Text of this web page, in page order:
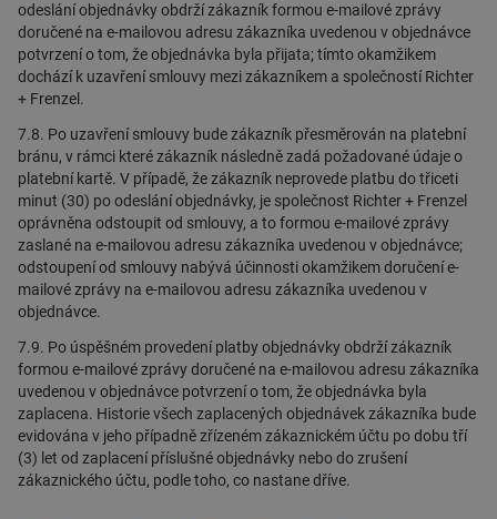
odeslání objednávky obdrží zákazník formou e-mailové zprávy
doručené na e-mailovou adresu zákazníka uvedenou v objednávce
potvrzení o tom, že objednávka byla přijata; tímto okamžikem
dochází k uzavření smlouvy mezi zákazníkem a společností Richter
+ Frenzel.
7.8. Po uzavření smlouvy bude zákazník přesměrován na platební
bránu, v rámci které zákazník následně zadá požadované údaje o
platební kartě. V případě, že zákazník neprovede platbu do třiceti
minut (30) po odeslání objednávky, je společnost Richter + Frenzel
oprávněna odstoupit od smlouvy, a to formou e-mailové zprávy
zaslané na e-mailovou adresu zákazníka uvedenou v objednávce;
odstoupení od smlouvy nabývá účinnosti okamžikem doručení e-
mailové zprávy na e-mailovou adresu zákazníka uvedenou v
objednávce.
7.9. Po úspěšném provedení platby objednávky obdrží zákazník
formou e-mailové zprávy doručené na e-mailovou adresu zákazníka
uvedenou v objednávce potvrzení o tom, že objednávka byla
zaplacena. Historie všech zaplacených objednávek zákazníka bude
evidována v jeho případně zřízeném zákaznickém účtu po dobu tří
(3) let od zaplacení příslušné objednávky nebo do zrušení
zákaznického účtu, podle toho, co nastane dříve.